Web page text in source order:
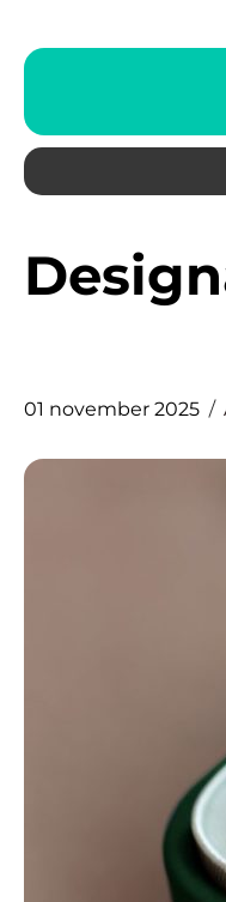
Designa egen förlovningsring i
01 november 2025